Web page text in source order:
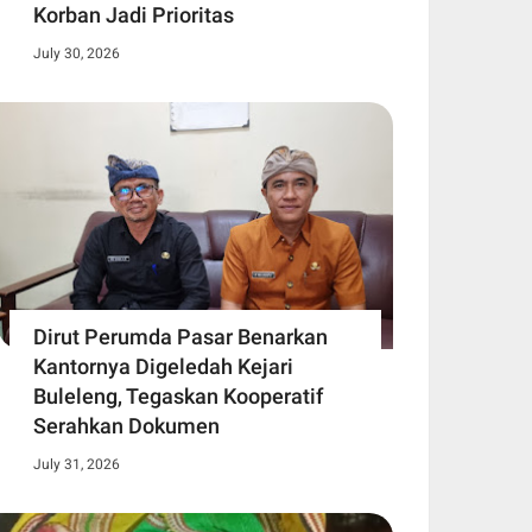
Korban Jadi Prioritas
July 30, 2026
Dirut Perumda Pasar Benarkan
Kantornya Digeledah Kejari
Buleleng, Tegaskan Kooperatif
Serahkan Dokumen
July 31, 2026